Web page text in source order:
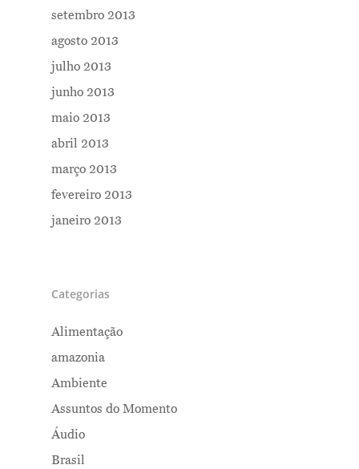
setembro 2013
agosto 2013
julho 2013
junho 2013
maio 2013
abril 2013
março 2013
fevereiro 2013
janeiro 2013
Categorias
Alimentação
amazonia
Ambiente
Assuntos do Momento
Áudio
Brasil